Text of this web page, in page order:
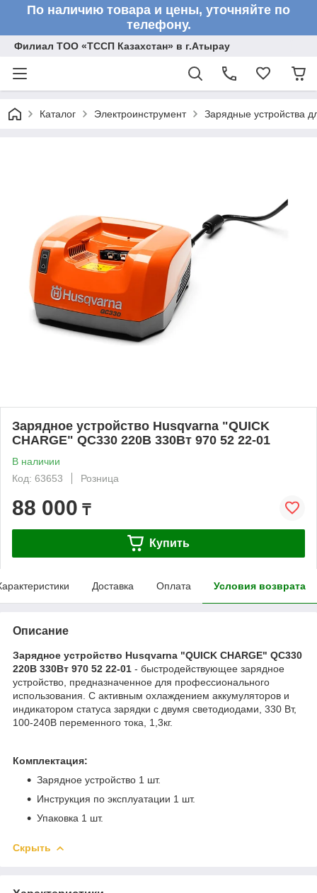
По наличию товара и цены, уточняйте по
телефону.
Филиал ТОО «ТССП Казахстан» в г.Атырау
Каталог Электроинструмент Зарядные устройства
Зарядное устройство Husqvarna "QUICK
CHARGE" QC330 220В 330Вт 970 52 22-01
В наличии
Код: 63653
Розница
88 000 ₸
Купить
Доставка Оплата Условия возврата
Описание
Зарядное устройство Husqvarna "QUICK CHARGE" QC330
220В 330Вт 970 52 22-01 - быстродействующее зарядное
устройство, предназначенное для профессионального
использования. С активным охлаждением аккумуляторов и
индикатором статуса зарядки с двумя светодиодами, 330 Вт,
100-240В переменного тока, 1,3кг.
Комплектация:
Зарядное устройство 1 шт.
Инструкция по эксплуатации 1 шт.
Упаковка 1 шт.
Скрыть